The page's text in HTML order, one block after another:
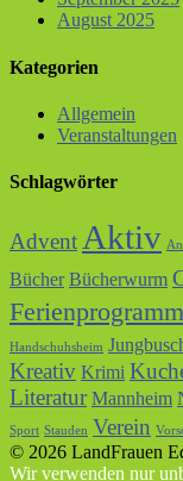
August 2025
Kategorien
Allgemein
Veranstaltungen
Schlagwörter
AdventAktiv
Bücher Bücherwurm
Ferienprogramm
Handschuhsheim
Kreativ Krimi
Literatur Mannheim
Sport Stauden Verein
© 2026 LandFrauen
Wir verwenden nur